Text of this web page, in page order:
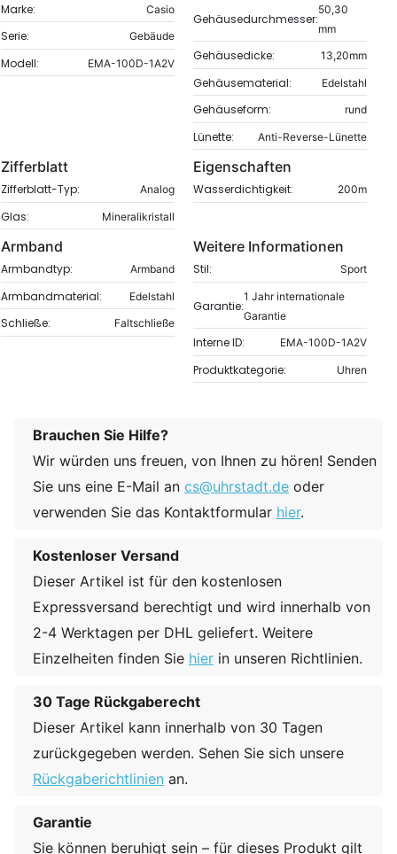
Marke: Casio
Serie: Gebäude
Modell: EMA-100D-1A2V
Gehäusedurchmesser:
50,30
mm
Gehäusedicke: 13,20mm
Gehäusematerial: Edelstahl
Gehäuseform: rund
Lünette: Anti-Reverse-Lünette
Zifferblatt
Zifferblatt-Typ: Analog
Glas: Mineralikristall
Eigenschaften
Wasserdichtigkeit: 200m
Armband
Armbandtyp: Armband
Armbandmaterial: Edelstahl
Schließe: Faltschließe
Weitere Informationen
Stil: Sport
Garantie:
1 Jahr internationale
Garantie
Interne ID: EMA-100D-1A2V
Produktkategorie: Uhren
Brauchen Sie Hilfe?
Wir würden uns freuen, von Ihnen zu hören! Senden
Sie uns eine E-Mail an cs@uhrstadt.de oder
verwenden Sie das Kontaktformular hier.
Kostenloser Versand
Dieser Artikel ist für den kostenlosen
Expressversand berechtigt und wird innerhalb von
2-4 Werktagen per DHL geliefert. Weitere
Einzelheiten finden Sie hier in unseren Richtlinien.
30 Tage Rückgaberecht
Dieser Artikel kann innerhalb von 30 Tagen
zurückgegeben werden. Sehen Sie sich unsere
Rückgaberichtlinien an.
Garantie
Sie können beruhigt sein – für dieses Produkt gilt